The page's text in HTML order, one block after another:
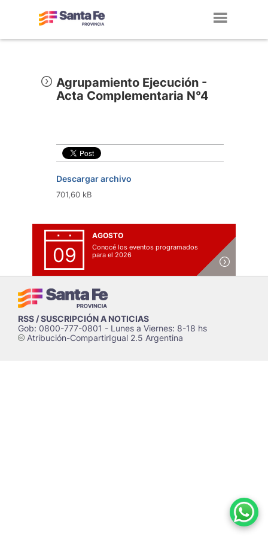
Agrupamiento Ejecución -
Acta Complementaria N°4
Descargar archivo
701,60 kB
09
AGOSTO
Conocé los eventos programados
para el 2026
RSS / SUSCRIPCIÓN A NOTICIAS
Gob: 0800-777-0801 - Lunes a Viernes: 8-18 hs
cAtribución-CompartirIgual 2.5 Argentina